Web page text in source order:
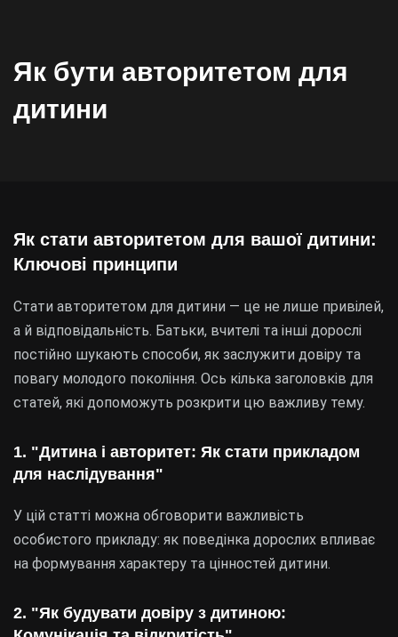
Як бути авторитетом для
дитини
Як стати авторитетом для вашої дитини:
Ключові принципи
Стати авторитетом для дитини — це не лише привілей,
а й відповідальність. Батьки, вчителі та інші дорослі
постійно шукають способи, як заслужити довіру та
повагу молодого покоління. Ось кілька заголовків для
статей, які допоможуть розкрити цю важливу тему.
1. "Дитина і авторитет: Як стати прикладом
для наслідування"
У цій статті можна обговорити важливість
особистого прикладу: як поведінка дорослих впливає
на формування характеру та цінностей дитини.
2. "Як будувати довіру з дитиною: